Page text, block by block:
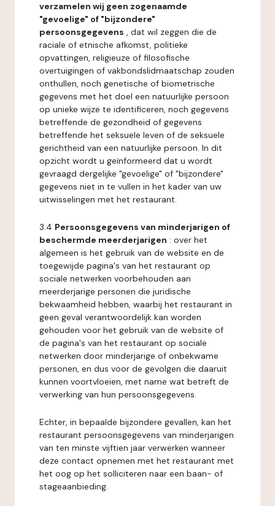
verzamelen wij geen zogenaamde
"gevoelige" of "bijzondere"
persoonsgegevens , dat wil zeggen die de
raciale of etnische afkomst, politieke
opvattingen, religieuze of filosofische
overtuigingen of vakbondslidmaatschap zouden
onthullen, noch genetische of biometrische
gegevens met het doel een natuurlijke persoon
op unieke wijze te identificeren, noch gegevens
betreffende de gezondheid of gegevens
betreffende het seksuele leven of de seksuele
gerichtheid van een natuurlijke persoon. In dit
opzicht wordt u geïnformeerd dat u wordt
gevraagd dergelijke "gevoelige" of "bijzondere"
gegevens niet in te vullen in het kader van uw
uitwisselingen met het restaurant.
3.4 Persoonsgegevens van minderjarigen of
beschermde meerderjarigen : over het
algemeen is het gebruik van de website en de
toegewijde pagina's van het restaurant op
sociale netwerken voorbehouden aan
meerderjarige personen die juridische
bekwaamheid hebben, waarbij het restaurant in
geen geval verantwoordelijk kan worden
gehouden voor het gebruik van de website of
de pagina's van het restaurant op sociale
netwerken door minderjarige of onbekwame
personen, en dus voor de gevolgen die daaruit
kunnen voortvloeien, met name wat betreft de
verwerking van hun persoonsgegevens.
Echter, in bepaalde bijzondere gevallen, kan het
restaurant persoonsgegevens van minderjarigen
van ten minste vijftien jaar verwerken wanneer
deze contact opnemen met het restaurant met
het oog op het solliciteren naar een baan- of
stageaanbieding.